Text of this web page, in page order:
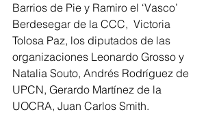
Barrios de Pie y Ramiro el ‘Vasco’
Berdesegar de la CCC,  Victoria
Tolosa Paz, los diputados de las
organizaciones Leonardo Grosso y
Natalia Souto, Andrés Rodríguez de
UPCN, Gerardo Martínez de la
UOCRA, Juan Carlos Smith.